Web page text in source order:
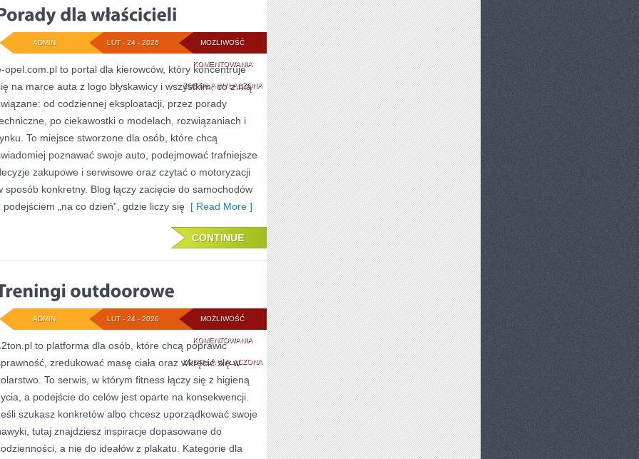
MOŻLIWOŚĆ
KOMENTOWANIAPORADY
DLA
WŁAŚCICIELI
ZOSTAŁA WYŁĄCZONA
LUT - 24 - 2026
ADMIN
opel.com.pl to portal dla kierowców, który koncentruje
na marce auta z logo błyskawicy i wszystkim, co z nią
od codziennej eksploatacji, przez porady
po ciekawostki o modelach, rozwiązaniach i
To miejsce stworzone dla osób, które chcą
poznawać swoje auto, podejmować trafniejsze
zakupowe i serwisowe oraz czytać o motoryzacji
sposób konkretny. Blog łączy zacięcie do samochodów
podejściem „na co dzień”, gdzie liczy się [ Read More ]
CONTINUE
MOŻLIWOŚĆ
KOMENTOWANIATRENINGI
OUTDOOROWE
ZOSTAŁA WYŁĄCZONA
LUT - 24 - 2026
ADMIN
to platforma dla osób, które chcą poprawić
zredukować masę ciała oraz wkręcić się w
To serwis, w którym fitness łączy się z higieną
a podejście do celów jest oparte na konsekwencji.
szukasz konkretów albo chcesz uporządkować swoje
tutaj znajdziesz inspiracje dopasowane do
a nie do ideałów z plakatu. Kategorie dla